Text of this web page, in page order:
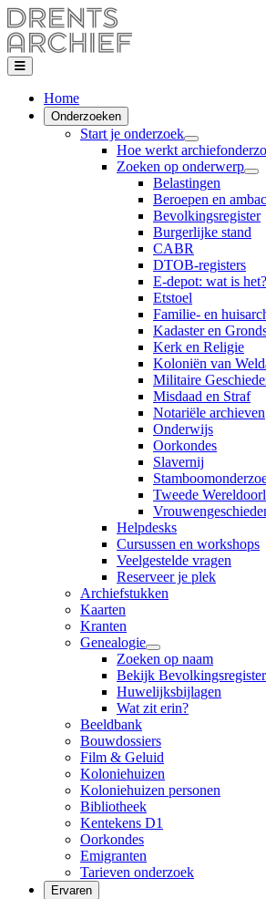
Home
Onderzoeken
Start je onderzoek
Hoe werkt
Zoeken op onderwerp
Belastingen
Beroepen en
Bevolkingsregister
Burgerlijke stand
CABR
DTOB-registers
E-depot: wat is het?
Etstoel
Familie- en
Kadaster en
Kerk en Religie
Koloniën van
Militaire
Misdaad en Straf
Notariële archieven
Onderwijs
Oorkondes
Slavernij
Tweede
Helpdesks
Cursussen en workshops
Veelgestelde vragen
Reserveer je plek
Archiefstukken
Kaarten
Kranten
Genealogie
Zoeken op naam
Bekijk
Huwelijksbijlagen
Wat zit erin?
Beeldbank
Bouwdossiers
Film & Geluid
Koloniehuizen
Koloniehuizen personen
Bibliotheek
Kentekens D1
Oorkondes
Emigranten
Tarieven onderzoek
Ervaren